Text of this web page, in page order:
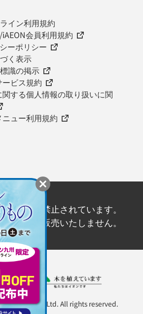
イン利用規約
会員利用規約
ーポリシー
く表示
識の掲示
ビス規約
する個人情報の取り扱いに関
ュー利用規約
は法律で禁止されています。
はお酒を販売いたしません。
KYUSHU Co., Ltd. All rights reserved.